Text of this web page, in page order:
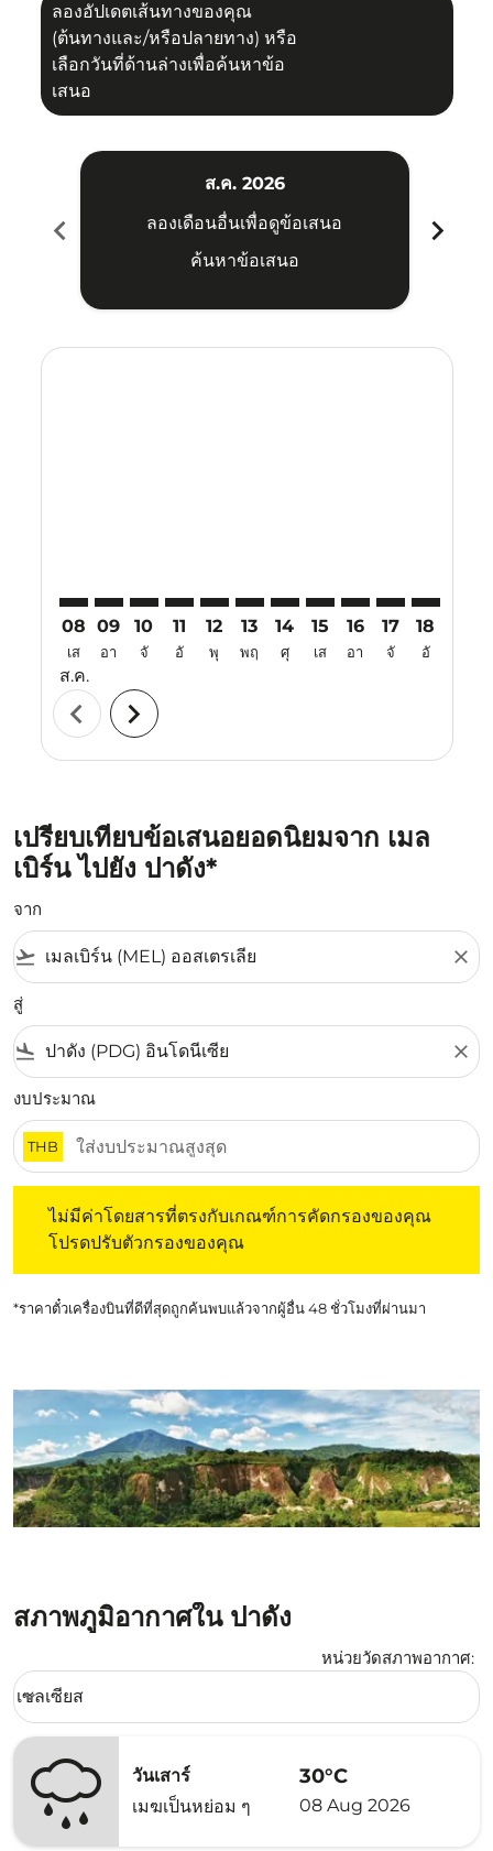
ลองอัปเดตเส้นทางของคุณ
(ต้นทางและ/หรือปลายทาง) หรือ
เลือกวันที่ด้านล่างเพื่อค้นหาข้อ
เสนอ
chevron_left
ส.ค. 2026
ลองเดือนอื่นเพื่อดูข้อเสนอ
ค้นหาข้อเสนอ
chevron_right
08
เส
ส.ค.
09
อา
10
จั
11
อั
12
พุ
13
พฤ
14
ศุ
15
เส
16
อา
17
จั
18
อั
chevron_left chevron_right
เปรียบเทียบข้อเสนอยอดนิยมจาก เมล
เบิร์น ไปยัง ปาดัง*
จาก
flight_takeoff close
สู่
flight_land close
งบประมาณ
THB
ไม่มีค่าโดยสารที่ตรงกับเกณฑ์การคัดกรองของคุณ
โปรดปรับตัวกรองของคุณ
*ราคาตั๋วเครื่องบินที่ดีที่สุดถูกค้นพบแล้วจากผู้อื่น 48 ชั่วโมงที่ผ่านมา
สภาพภูมิอากาศใน ปาดัง
หน่วยวัดสภาพอากาศ:
Weather unit option เซลเซียส Selected
เซลเซียส
keyboard_arrow_down
วันเสาร์
เมฆเป็นหย่อม ๆ
30°C
08 Aug 2026